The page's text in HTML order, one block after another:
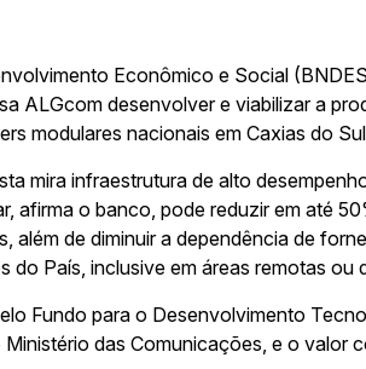
Econômico e Social
ALGcom desenvolver e viabilizar a
modulares nacionais em Caxias do
mira infraestrutura de alto
afirma o banco, pode reduzir em até
além de diminuir a dependência de
do País, inclusive em áreas remotas ou
Fundo para o Desenvolvimento
das Comunicações, e o valor